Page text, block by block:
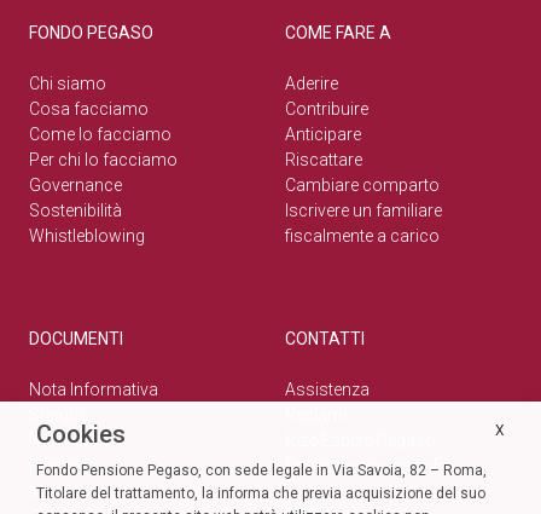
FONDO PEGASO
Chi siamo
Cosa facciamo
Come lo facciamo
Per chi lo facciamo
Governance
Sostenibilità
Whistleblowing
COME FARE A
Aderire
Contribuire
Anticipare
Riscattare
Cambiare comparto
Iscrivere un familiare
fiscalmente a carico
DOCUMENTI
Nota Informativa
Normativa
Bilanci
Modulistica
CONTATTI
Assistenza
Privacy e cookie policy
X
Cookies
Fondo Pensione Pegaso, con sede legale in Via Savoia, 82 – Roma,
Titolare del trattamento, la informa che previa acquisizione del suo